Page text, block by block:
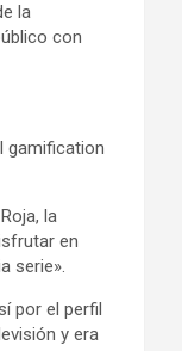
la
con
gamification
la
en
serie».
por el perfil
y era